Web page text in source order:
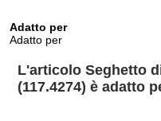
Adatto per
Adatto per
L'articolo Seghetto
(117.4274) è adatto